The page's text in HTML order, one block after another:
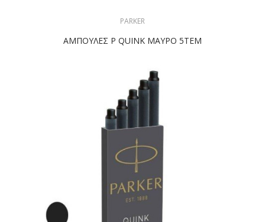
PARKER
ΑΜΠΟΥΛΕΣ P QUINK ΜΑΥΡΟ 5ΤΕΜ